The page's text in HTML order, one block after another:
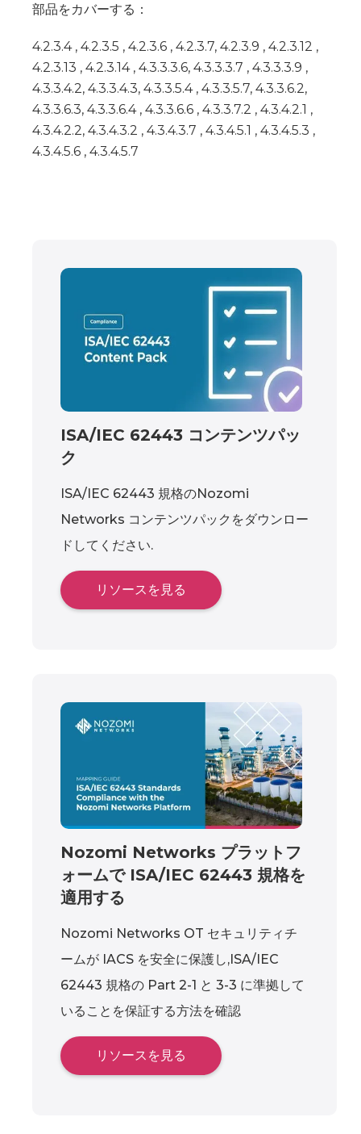
部品をカバーする：
4.2.3.4 , 4.2.3.5 , 4.2.3.6 , 4.2.3.7, 4.2.3.9 , 4.2.3.12 ,
4.2.3.13 , 4.2.3.14 , 4.3.3.3.6, 4.3.3.3.7 , 4.3.3.3.9 ,
4.3.3.4.2, 4.3.3.4.3, 4.3.3.5.4 , 4.3.3.5.7, 4.3.3.6.2,
4.3.3.6.3, 4.3.3.6.4 , 4.3.3.6.6 , 4.3.3.7.2 , 4.3.4.2.1 ,
4.3.4.2.2, 4.3.4.3.2 , 4.3.4.3.7 , 4.3.4.5.1 , 4.3.4.5.3 ,
4.3.4.5.6 , 4.3.4.5.7
ISA/IEC 62443 コンテンツパッ
ク
ISA/IEC 62443 規格のNozomi
Networks コンテンツパックをダウンロー
ドしてください.
リソースを見る
Nozomi Networks プラットフ
ォームで ISA/IEC 62443 規格を
適用する
Nozomi Networks OT セキュリティチ
ームが IACS を安全に保護し,ISA/IEC
62443 規格の Part 2-1 と 3-3 に準拠して
いることを保証する方法を確認
リソースを見る